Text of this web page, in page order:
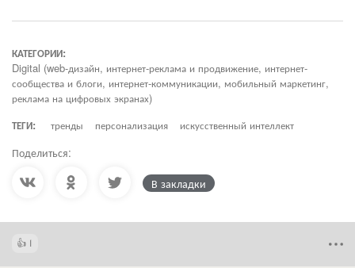
КАТЕГОРИИ:
Digital (web-дизайн, интернет-реклама и продвижение, интернет-
сообщества и блоги, интернет-коммуникации, мобильный маркетинг,
реклама на цифровых экранах)
ТЕГИ:
тренды персонализация искусственный интеллект
Поделиться:
В закладки
1